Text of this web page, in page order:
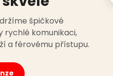
špičkové
rychlé komunikaci,
a férovému přístupu.